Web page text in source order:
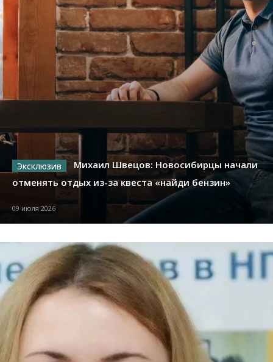
Михаил Швецов: Новосибирцы начали
отменять отдых из-за квеста «найди бензин»
09 июля 2026